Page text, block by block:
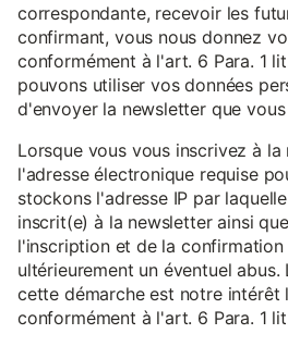
correspondante, recevoir les
confirmant, vous nous donnez
conformément à l'art. 6 Para. 1
pouvons utiliser vos données
d'envoyer la newsletter que
Lorsque vous vous inscrivez à
l'adresse électronique requise
stockons l'adresse IP par
inscrit(e) à la newsletter ainsi
l'inscription et de la
ultérieurement un éventuel
cette démarche est notre intérêt
conformément à l'art. 6 Para. 1